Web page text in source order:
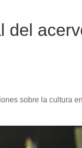
del
sobre la cultura